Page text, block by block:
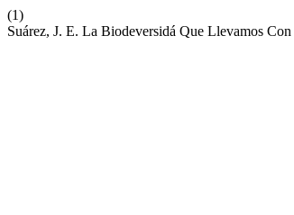
(1)
Suárez, J. E. La Biodeversidá Que Llevamos